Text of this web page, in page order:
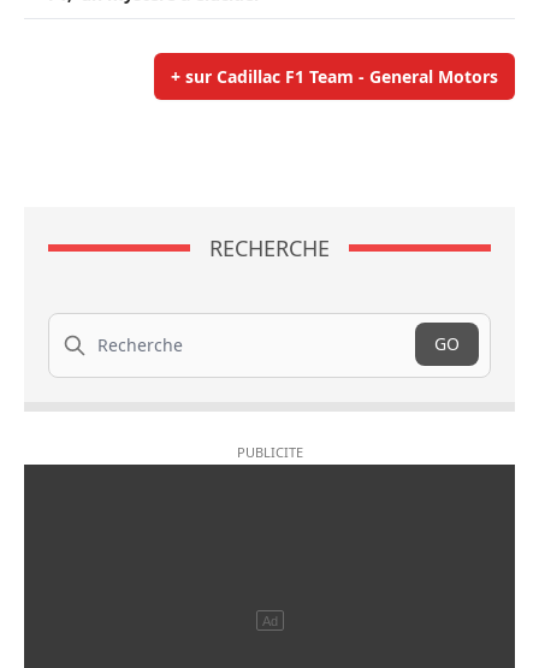
+ sur Cadillac F1 Team - General Motors
RECHERCHE
Recherche
GO